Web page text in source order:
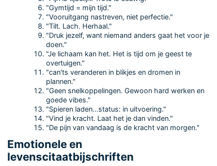
"Gymtijd = mijn tijd."
"Vooruitgang nastreven, niet perfectie."
"Tilt. Lach. Herhaal."
"Druk jezelf, want niemand anders gaat het voor je
doen."
"Je lichaam kan het. Het is tijd om je geest te
overtuigen."
"can'ts veranderen in blikjes en dromen in
plannen."
"Geen snelkoppelingen. Gewoon hard werken en
goede vibes."
"Spieren laden…status: in uitvoering."
"Vind je kracht. Laat het je dan vinden."
"De pijn van vandaag is de kracht van morgen."
Emotionele en
levenscitaatbijschriften